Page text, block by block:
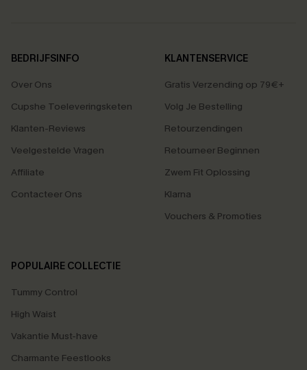
BEDRIJFSINFO
Over Ons
Cupshe Toeleveringsketen
Klanten-Reviews
Veelgestelde Vragen
Affiliate
Contacteer Ons
KLANTENSERVICE
Gratis Verzending op 79€+
Volg Je Bestelling
Retourzendingen
Retourneer Beginnen
Zwem Fit Oplossing
Klarna
Vouchers & Promoties
POPULAIRE COLLECTIE
Tummy Control
High Waist
Vakantie Must-have
Charmante Feestlooks